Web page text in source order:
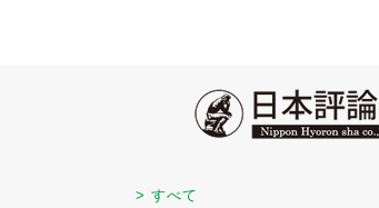
> すべて